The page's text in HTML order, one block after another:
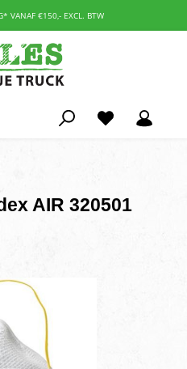
VANAF €150,- EXCL. BTW
AIR 320501